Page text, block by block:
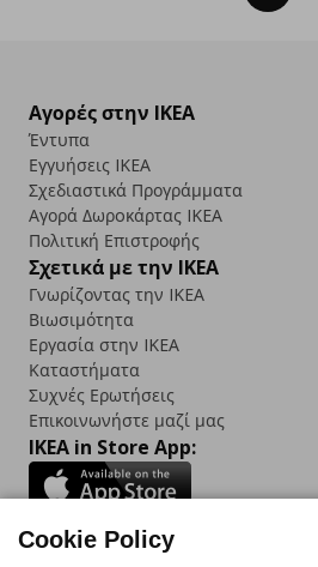
Αγορές στην IKEA
Έντυπα
Εγγυήσεις IKEA
Σχεδιαστικά Προγράμματα
Αγορά Δωρoκάρτας IKEA
Πολιτική Επιστροφής
Σχετικά με την IKEA
Γνωρίζοντας την IKEA
Βιωσιμότητα
Εργασία στην IKEA
Καταστήματα
Συχνές Ερωτήσεις
Επικοινωνήστε μαζί μας
IKEA in Store App:
Cookie Policy